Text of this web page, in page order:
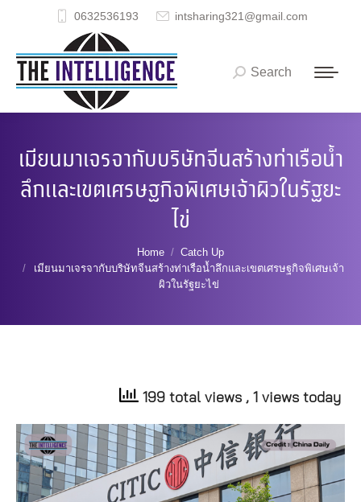
0632536193 intsharing321@gmail.com
Search:
Search
เมียนมาเจรจากับบริษัทจีนสร้างท่าเรือน้ำ
ลึกและเขตเศรษฐกิจพิเศษเจ้าผิวในรัฐยะ
ไข่
Home
Catch Up
เมียนมาเจรจากับบริษัทจีนสร้างท่าเรือน้ำลึกและเขตเศรษฐกิจพิเศษเจ้า
ผิวในรัฐยะไข่
199 total views , 1 views today